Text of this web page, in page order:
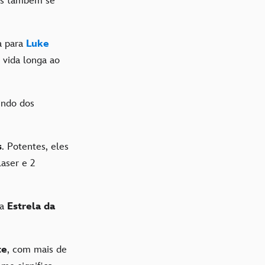
para Luke
vida longa ao
dos
. Potentes, eles
e 2
Estrela da
, com mais de